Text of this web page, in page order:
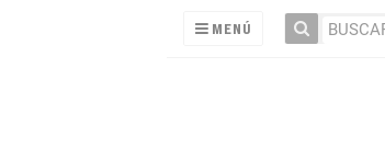
MENÚ